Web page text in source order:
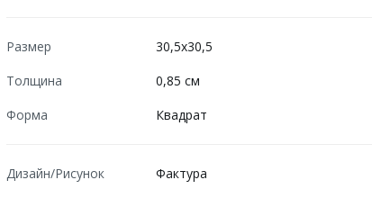
Размер
30,5x30,5
Толщина
0,85 см
Форма
Квадрат
Дизайн/Рисунок
Фактура